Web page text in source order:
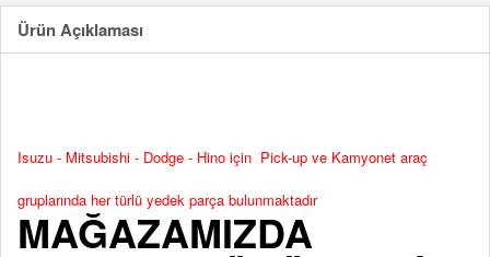
Ürün Açıklaması
Isuzu - Mitsubishi - Dodge - Hino için Pick-up ve Kamyonet araç
gruplarında her türlü yedek parça bulunmaktadır
MAĞAZAMIZDA